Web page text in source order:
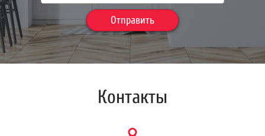
Отправить
Контакты